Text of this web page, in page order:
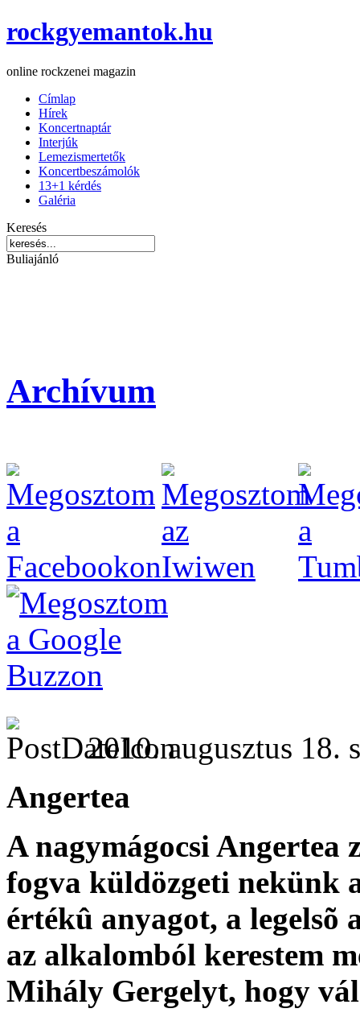
rockgyemantok.hu
online rockzenei magazin
Címlap
Hírek
Koncertnaptár
Interjúk
Lemezismertetők
Koncertbeszámolók
13+1 kérdés
Galéria
Keresés
Buliajánló
Archívum
2010. augusztus 18.
Angertea
A nagymágocsi Angertea
fogva küldözgeti nekünk
értékû anyagot, a
az alkalomból kerestem
Mihály Gergelyt, hogy